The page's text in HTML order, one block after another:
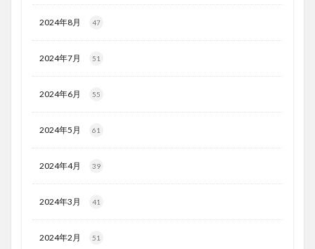
2024年8月 47
2024年7月 51
2024年6月 55
2024年5月 61
2024年4月 39
2024年3月 41
2024年2月 51